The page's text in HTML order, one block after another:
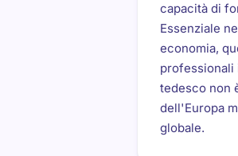
capacità di
Essenziale
economia,
professionali
tedesco non
dell'Europa
globale.